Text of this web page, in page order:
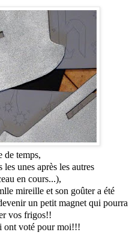
de temps,
unes après les autres
en cours...),
mireille et son goûter a été
un petit magnet qui pourra
vos frigos!!
ont voté pour moi!!!